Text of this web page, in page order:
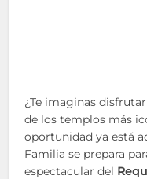
¿Te imaginas
de los templos más
oportunidad ya está
Familia se prepara
espectacular del